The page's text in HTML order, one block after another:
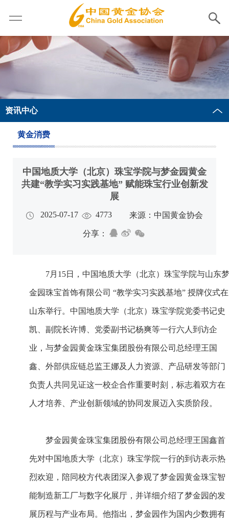
资讯中心
黄金消费
中国地质大学（北京）珠宝学院与梦金园黄金
共建“教学实习实践基地” 赋能珠宝行业创新发
展
2025-07-17 4773 来源：中国黄金协会
分享：
7月15日，中国地质大学（北京）珠宝学院与山东梦
金园珠宝首饰有限公司 “教学实习实践基地” 授牌仪式在
山东举行。中国地质大学（北京）珠宝学院党委书记史
凯、副院长许博、党委副书记杨爽等一行六人到访企
业，与梦金园黄金珠宝集团股份有限公司总经理王国
鑫、外部供应链总监王娜及人力资源、产品研发等部门
负责人共同见证这一校企合作重要时刻，标志着双方在
人才培养、产业创新领域的协同发展迈入实质阶段。
梦金园黄金珠宝集团股份有限公司总经理王国鑫首
先对中国地质大学（北京）珠宝学院一行的到访表示热
烈欢迎，陪同校方代表团深入参观了梦金园黄金珠宝智
能制造新工厂与数字化展厅，并详细介绍了梦金园的发
展历程与产业布局。他指出，梦金园作为国内少数拥有